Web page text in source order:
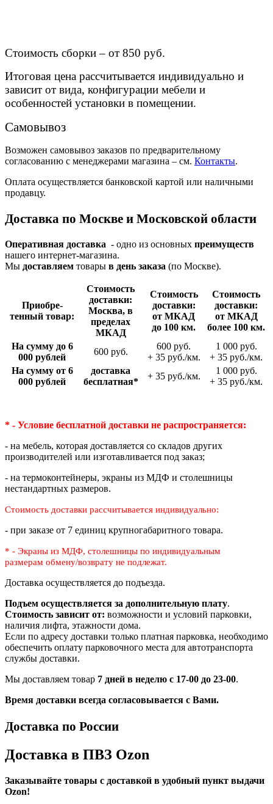
Стоимость сборки – от 850 руб.
Итоговая цена рассчитывается индивидуально и
зависит от вида, конфигурации мебели и
особенностей установки в помещении.
Самовывоз
Возможен самовывоз заказов по предварительному
согласованию с менеджерами магазина – см. Контакты.
Оплата осуществляется банковской картой или наличными
продавцу.
Доставка по Москве и Московской области
Оперативная доставка - одно из основных преимуществ
нашего интернет-магазина.
Мы доставляем товары в день заказа (по Москве).
Приобре­
тенный товар:
Стои­мость
доставки:
Москва, в
пределах
МКАД
Стои­мость
доставки:
от МКАД
до 100 км.
Стои­мость
доставки:
от МКАД
более 100 км.
На сумму до 6
000 рублей
600 руб.
600 руб.
+ 35 руб./км.
1 000 руб.
+ 35 руб./км.
На сумму от 6
000 рублей
доставка
беспла­тная*
+ 35 руб./км.
1 000 руб.
+ 35 руб./км.
* - Условие бесплатной доставки не распространяется:
- на мебель, которая доставляется со складов других
производителей или изготавливается под заказ;
- на термоконтейнеры, экраны из МДФ и столешницы
нестандартных размеров.
Стоимость доставки рассчитывается индивидуально:
- при заказе от 7 единиц крупногабаритного товара.
* - Экраны из МДФ, столешницы по индивидуальным
размерам обмену/возврату не подлежат.
Доставка осуществляется до подъезда.
Подъем осуществляется за дополнительную плату.
Стоимость зависит от: возможности и условий парковки,
наличия лифта, этажности дома.
Если по адресу доставки только платная парковка, необходимо
обеспечить оплату парковочного места для автотранспорта
службы доставки.
Мы доставляем товар 7 дней в неделю с 17-00 до 23-00.
Время доставки всегда согласовывается с Вами.
Доставка по России
Доставка в ПВЗ Ozon
Заказывайте товары с доставкой в удобный пункт выдачи
Ozon!